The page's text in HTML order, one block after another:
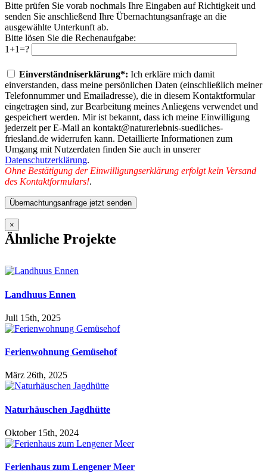
Bitte prüfen Sie vorab nochmals Ihre Eingaben auf Richtigkeit und
senden Sie anschließend Ihre Übernachtungsanfrage an die
ausgewählte Unterkunft ab.
Bitte lösen Sie die Rechenaufgabe:
1+1=?
lasse
dieses
Feld
leer.
Einverständniserklärung*: Ich erkläre mich damit
einverstanden, dass meine persönlichen Daten (einschließlich meiner
Telefonnummer und Emailadresse), die in diesem Kontaktformular
eingetragen sind, zur Bearbeitung meines Anliegens verwendet und
gespeichert werden. Mir ist bekannt, dass ich meine Einwilligung
jederzeit per E-Mail an kontakt@naturerlebnis-suedliches-
friesland.de widerrufen kann. Detaillierte Informationen zum
Umgang mit Nutzerdaten finden Sie auch in unserer
Datenschutzerklärung.
Ohne Bestätigung der Einwilligungserklärung erfolgt kein Versand
des Kontaktformulars!.
×
Ähnliche Projekte
Landhuus Ennen
Juli 15th, 2025
Ferienwohnung Gemüsehof
März 26th, 2025
Naturhäuschen Jagdhütte
Oktober 15th, 2024
Ferienhaus zum Lengener Meer